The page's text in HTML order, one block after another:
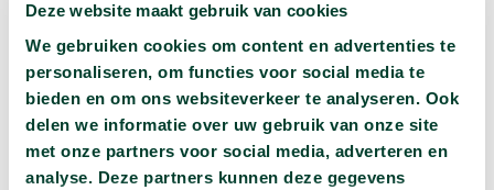
Deze website maakt gebruik van cookies
We gebruiken cookies om content en advertenties te
personaliseren, om functies voor social media te
bieden en om ons websiteverkeer te analyseren. Ook
delen we informatie over uw gebruik van onze site
met onze partners voor social media, adverteren en
analyse. Deze partners kunnen deze gegevens
Beluister deze podcast